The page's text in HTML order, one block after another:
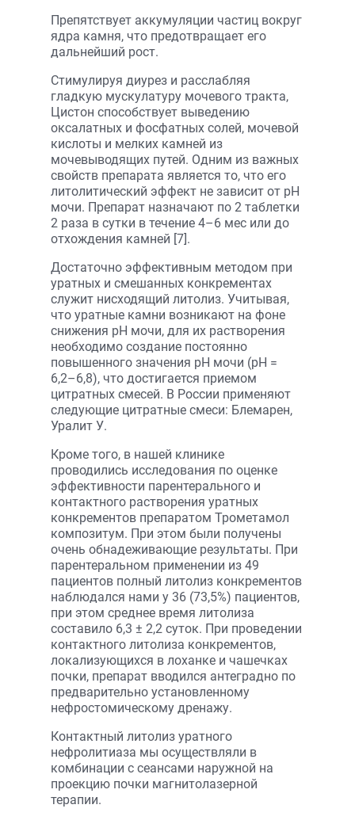
Препятствует аккумуляции частиц вокруг
ядра камня, что предотвращает его
дальнейший рост.
Стимулируя диурез и расслабляя
гладкую мускулатуру мочевого тракта,
Цистон способствует выведению
оксалатных и фосфатных солей, мочевой
кислоты и мелких камней из
мочевыводящих путей. Одним из важных
свойств препарата является то, что его
литолитический эффект не зависит от рН
мочи. Препарат назначают по 2 таблетки
2 раза в сутки в течение 4–6 мес или до
отхождения камней [7].
Достаточно эффективным методом при
уратных и смешанных конкрементах
служит нисходящий литолиз. Учитывая,
что уратные камни возникают на фоне
снижения рН мочи, для их растворения
необходимо создание постоянно
повышенного значения рН мочи (pН =
6,2–6,8), что достигается приемом
цитратных смесей. В России применяют
следующие цитратные смеси: Блемарен,
Уралит У.
Кроме того, в нашей клинике
проводились исследования по оценке
эффективности парентерального и
контактного растворения уратных
конкрементов препаратом Трометамол
композитум. При этом были получены
очень обнадеживающие результаты. При
парентеральном применении из 49
пациентов полный литолиз конкрементов
наблюдался нами у 36 (73,5%) пациентов,
при этом среднее время литолиза
составило 6,3 ± 2,2 суток. При проведении
контактного литолиза конкрементов,
локализующихся в лоханке и чашечках
почки, препарат вводился антеградно по
предварительно установленному
нефростомическому дренажу.
Контактный литолиз уратного
нефролитиаза мы осуществляли в
комбинации с сеансами наружной на
проекцию почки магнитолазерной
терапии.